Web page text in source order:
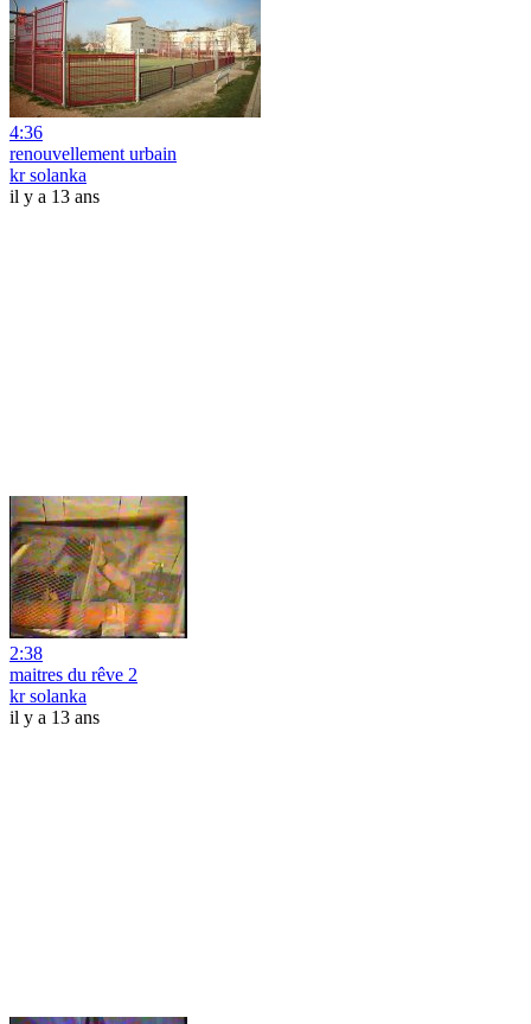
4:36
renouvellement urbain
kr solanka
il y a 13 ans
2:38
maitres du rêve 2
kr solanka
il y a 13 ans